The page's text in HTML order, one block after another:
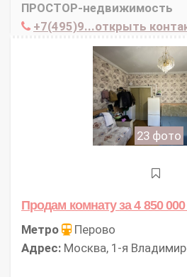
ПРОСТОР-недвижимость
+7(495)9...открыть
23 фото
Продам комнатуза 4 850
Метро
Перово
Адрес: Москва, 1-я